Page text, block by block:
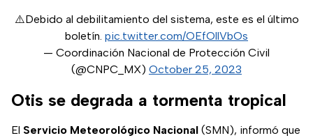
⚠️Debido al debilitamiento del sistema, este es el último
boletín. pic.twitter.com/OEfOllVbOs
— Coordinación Nacional de Protección Civil
(@CNPC_MX) October 25, 2023
Otis se degrada a tormenta tropical
El Servicio Meteorológico Nacional (SMN), informó que